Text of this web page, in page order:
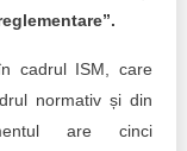
cadrul ISM, care
normativ și din
are cinci